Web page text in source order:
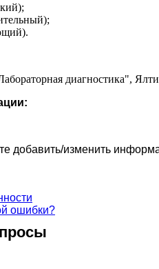
диагностика",
добавить/изменить
ошибки?